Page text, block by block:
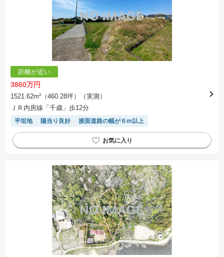
距離が近い
3860万円
1521.62m²（460.28坪）（実測）
ＪＲ内房線「千歳」歩12分
平坦地 陽当り良好 接面道路の幅が６m以上